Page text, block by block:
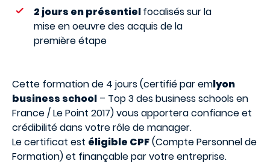
2 jours en présentielfocalisés sur la
mise en oeuvre des acquis de la
première étape
Cette formation de 4 jours (certifié par emlyon
business school – Top 3 des business schools en
France / Le Point 2017) vous apportera confiance et
crédibilité dans votre rôle de manager.
Le certificat est éligible CPF(Compte Personnel de
Formation) et finançable par votre entreprise.